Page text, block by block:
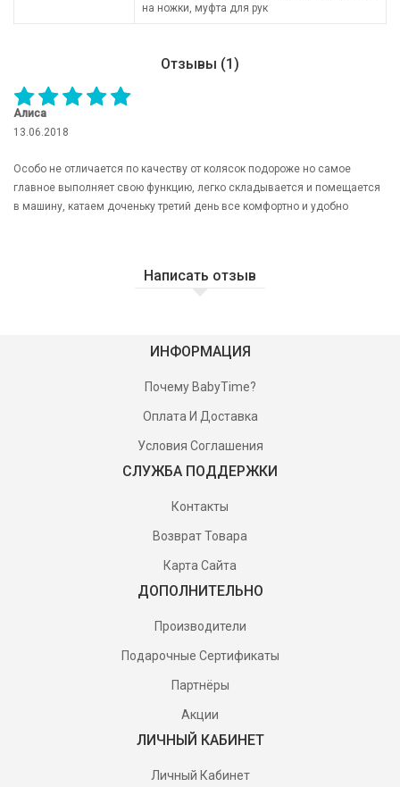
на ножки, муфта для рук
Отзывы (1)
Алиса
13.06.2018
Особо не отличается по качеству от колясок подороже но самое
главное выполняет свою функцию, легко складывается и помещается
в машину, катаем доченьку третий день все комфортно и удобно
Написать отзыв
ИНФОРМАЦИЯ
Почему BabyTime?
Оплата И Доставка
Условия Соглашения
СЛУЖБА ПОДДЕРЖКИ
Контакты
Возврат Товара
Карта Сайта
ДОПОЛНИТЕЛЬНО
Производители
Подарочные Сертификаты
Партнёры
Акции
ЛИЧНЫЙ КАБИНЕТ
Личный Кабинет